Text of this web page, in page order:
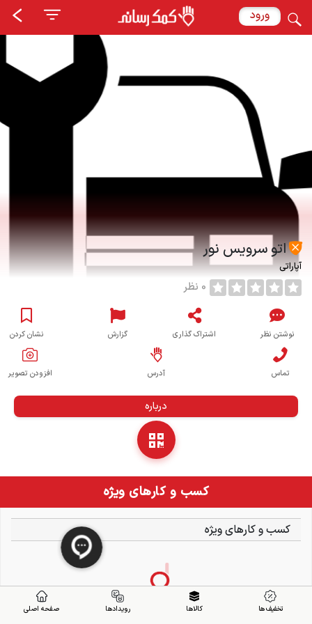
ورود
اتو سرویس نور
آپاراتی
0 نظر
نوشتن نظر اشتراک گذاری گزارش نشان کردن
تماس آدرس افزودن تصویر
درباره
کسب و کارهای ویژه
کسب و کارهای ویژه
تخفیف ها کالاها رویدادها صفحه اصلی